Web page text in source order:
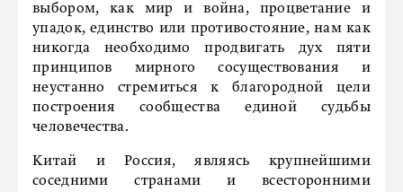
выбором, как мир и война, процветание и
упадок, единство или противостояние, нам как
никогда необходимо продвигать дух пяти
принципов мирного сосуществования и
неустанно стремиться к благородной цели
построения сообщества единой судьбы
человечества.
Китай и Россия, являясь крупнейшими
соседними странами и всесторонними